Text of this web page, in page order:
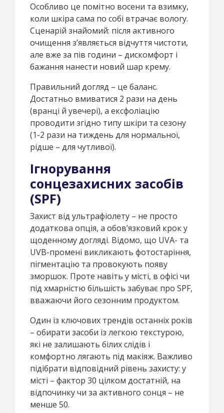
Особливо це помітно восени та взимку,
коли шкіра сама по собі втрачає вологу.
Сценарій знайомий: після активного
очищення з’являється відчуття чистоти,
але вже за пів години – дискомфорт і
бажання нанести новий шар крему.
Правильний догляд – це баланс.
Достатньо вмиватися 2 рази на день
(вранці й увечері), а ексфоліацію
проводити згідно типу шкіри та сезону
(1-2 рази на тиждень для нормальної,
рідше – для чутливої).
Ігнорування
сонцезахисних засобів
(SPF)
Захист від ультрафіолету – не просто
додаткова опція, а обов’язковий крок у
щоденному догляді. Відомо, що UVA- та
UVB-промені викликають фотостаріння,
пігментацію та провокують появу
зморшок. Проте навіть у місті, в офісі чи
під хмарністю більшість забуває про SPF,
вважаючи його сезонним продуктом.
Один із ключових трендів останніх років
– обирати засоби із легкою текстурою,
які не залишають білих слідів і
комфортно лягають під макіяж. Важливо
підібрати відповідний рівень захисту: у
місті – фактор 30 цілком достатній, на
відпочинку чи за активного сонця – не
менше 50.